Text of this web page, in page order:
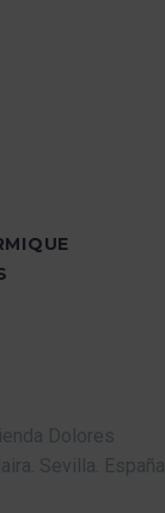
Dolores
Sevilla. España.